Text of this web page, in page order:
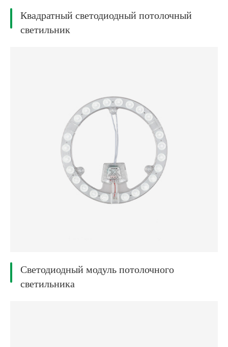
Квадратный светодиодный потолочный
светильник
Светодиодный модуль потолочного
светильника